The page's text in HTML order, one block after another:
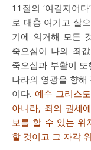
11절의 ‘여길지어
로 대충 여기고 살으
기에 의거해 모든
죽으심이 나의 죄
죽으심과 부활이
나라의 영광을 향
이다. 예수 그리스
아니라, 죄의 권세
보를 할 수 있는 위
할 것이고 그 자각